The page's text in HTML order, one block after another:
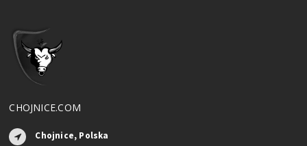
CHOJNICE.COM
Chojnice, Polska